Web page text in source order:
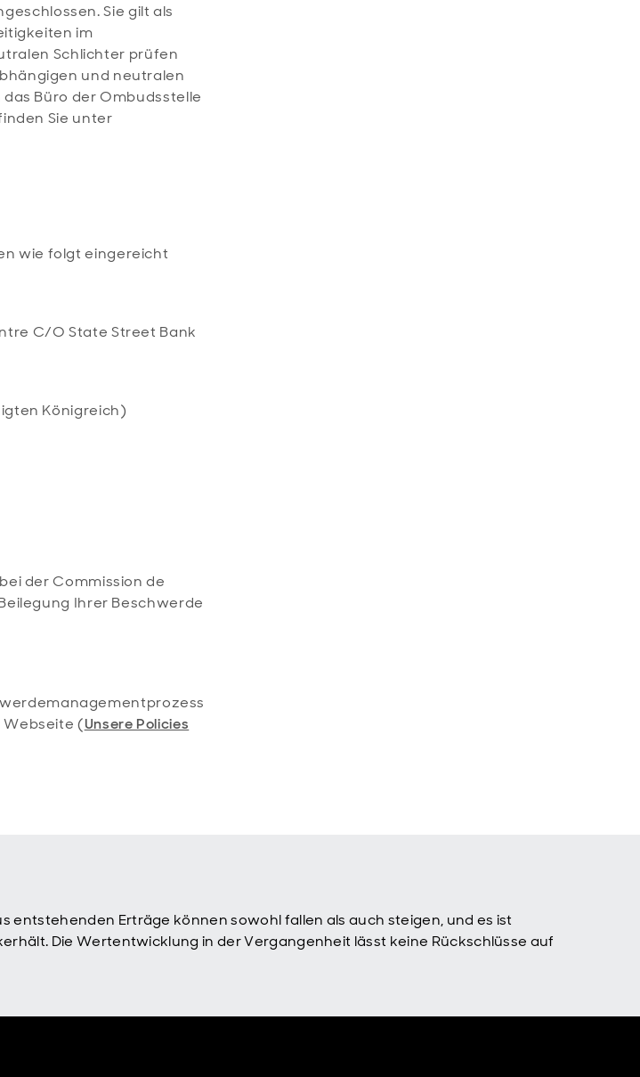
Sie gilt als
im
Schlichter prüfen
und neutralen
Büro der Ombudsstelle
Sie unter
wie folgt eingereicht
C/O State Street Bank
Königreich)
der Commission de
Ihrer Beschwerde
(Unsere Policies
entstehenden Erträge können sowohl fallen als auch steigen, und es ist
Die Wertentwicklung in der Vergangenheit lässt keine Rückschlüsse auf